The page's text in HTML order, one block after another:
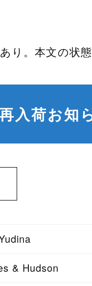
り。本文の状
入荷お知
& Hudson